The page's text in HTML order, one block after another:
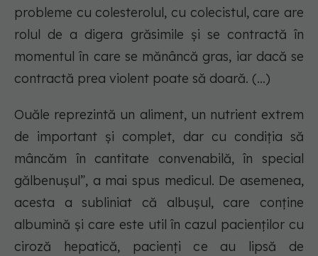
probleme cu colesterolul, cu colecistul, care are
rolul de a digera grăsimile și se contractă în
momentul în care se mănâncă gras, iar dacă se
contractă prea violent poate să doară. (...)
Ouăle reprezintă un aliment, un nutrient extrem
de important și complet, dar cu condiția să
mâncăm în cantitate convenabilă, în special
gălbenușul”, a mai spus medicul. De asemenea,
acesta a subliniat că albușul, care conține
albumină și care este util în cazul pacienților cu
ciroză hepatică, pacienți ce au lipsă de